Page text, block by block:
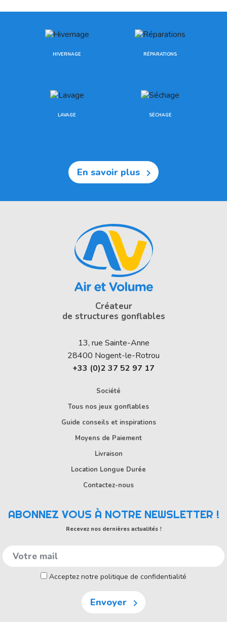
HIVERNAGE RÉPARATIONS
LAVAGE SÉCHAGE
En savoir plus 
Créateur
de structures gonflables
13, rue Sainte-Anne
28400 Nogent-le-Rotrou
+33 (0)2 37 52 97 17
Société
Tous nos jeux gonflables
Guide conseils et inspirations
Moyens de Paiement
Livraison
Location Longue Durée
Contactez-nous
ABONNEZ VOUS À NOTRE NEWSLETTER !
Recevez nos dernières actualités !
Acceptez notre politique de confidentialité
Envoyer 